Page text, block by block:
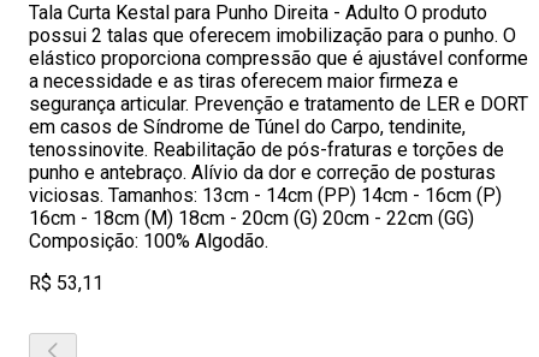
Tala Curta Kestal para Punho Direita - Adulto O produto
possui 2 talas que oferecem imobilização para o punho. O
elástico proporciona compressão que é ajustável conforme
a necessidade e as tiras oferecem maior firmeza e
segurança articular. Prevenção e tratamento de LER e DORT
em casos de Síndrome de Túnel do Carpo, tendinite,
tenossinovite. Reabilitação de pós-fraturas e torções de
punho e antebraço. Alívio da dor e correção de posturas
viciosas. Tamanhos: 13cm - 14cm (PP) 14cm - 16cm (P)
16cm - 18cm (M) 18cm - 20cm (G) 20cm - 22cm (GG)
Composição: 100% Algodão.
R$ 53,11